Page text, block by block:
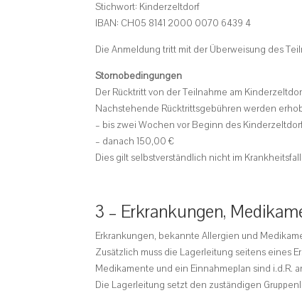
Stichwort: Kinderzeltdorf
IBAN: CH05 8141 2000 0070 6439 4
Die Anmeldung tritt mit der Überweisung des
Stornobedingungen
Der Rücktritt von der Teilnahme am
Nachstehende Rücktrittsgebühren werden
– bis zwei Wochen vor Beginn des
– danach 150,00 €
Dies gilt selbstverständlich nicht im
3 – Erkrankungen,
Erkrankungen, bekannte Allergien und
Zusätzlich muss die Lagerleitung seitens eines
Medikamente und ein Einnahmeplan sind i.d.R.
Die Lagerleitung setzt den zuständigen